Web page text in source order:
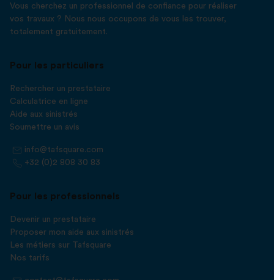
Vous cherchez un professionnel de confiance pour réaliser
vos travaux ? Nous nous occupons de vous les trouver,
totalement gratuitement.
Pour les particuliers
Rechercher un prestataire
Calculatrice en ligne
Aide aux sinistrés
Soumettre un avis
info@tafsquare.com
+32 (0)2 808 30 83
Pour les professionnels
Devenir un prestataire
Proposer mon aide aux sinistrés
Les métiers sur Tafsquare
Nos tarifs